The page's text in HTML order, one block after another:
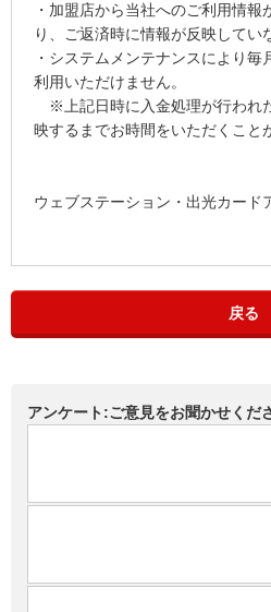
・加盟店から当社へのご利用情報
り、ご返済時に情報が反映してい
・システムメンテナンスにより
利用いただけません。
※上記日時に入金処理が行われ
映するまでお時間をいただくこと
ウェブステーション・出光カード
戻る
アンケート:ご意見をお聞かせくだ